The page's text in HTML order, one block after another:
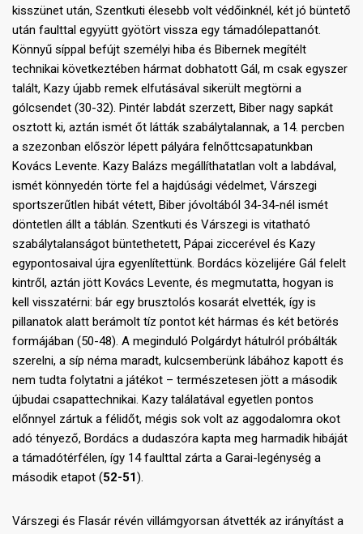
kisszünet után, Szentkuti élesebb volt védőinknél, két jó büntető
után faulttal egyyütt gyötört vissza egy támadólepattanót.
Könnyű síppal befújt személyi hiba és Bibernek megítélt
technikai következtében hármat dobhatott Gál, m csak egyszer
talált, Kazy újabb remek elfutásával sikerült megtörni a
gólcsendet (30-32). Pintér labdát szerzett, Biber nagy sapkát
osztott ki, aztán ismét őt látták szabálytalannak, a 14. percben
a szezonban először lépett pályára felnőttcsapatunkban
Kovács Levente. Kazy Balázs megállíthatatlan volt a labdával,
ismét könnyedén törte fel a hajdúsági védelmet, Várszegi
sportszerűtlen hibát vétett, Biber jóvoltából 34-34-nél ismét
döntetlen állt a táblán. Szentkuti és Várszegi is vitatható
szabálytalanságot büntethetett, Pápai ziccerével és Kazy
egypontosaival újra egyenlítettünk. Bordács közelijére Gál felelt
kintről, aztán jött Kovács Levente, és megmutatta, hogyan is
kell visszatérni: bár egy brusztolós kosarát elvették, így is
pillanatok alatt berámolt tíz pontot két hármas és két betörés
formájában (50-48). A meginduló Polgárdyt hátulról próbálták
szerelni, a síp néma maradt, kulcsemberünk lábához kapott és
nem tudta folytatni a játékot – természetesen jött a második
újbudai csapattechnikai. Kazy találatával egyetlen pontos
előnnyel zártuk a félidőt, mégis sok volt az aggodalomra okot
adó tényező, Bordács a dudaszóra kapta meg harmadik hibáját
a támadótérfélen, így 14 faulttal zárta a Garai-legénység a
második etapot (52-51).
Várszegi és Flasár révén villámgyorsan átvették az irányítást a